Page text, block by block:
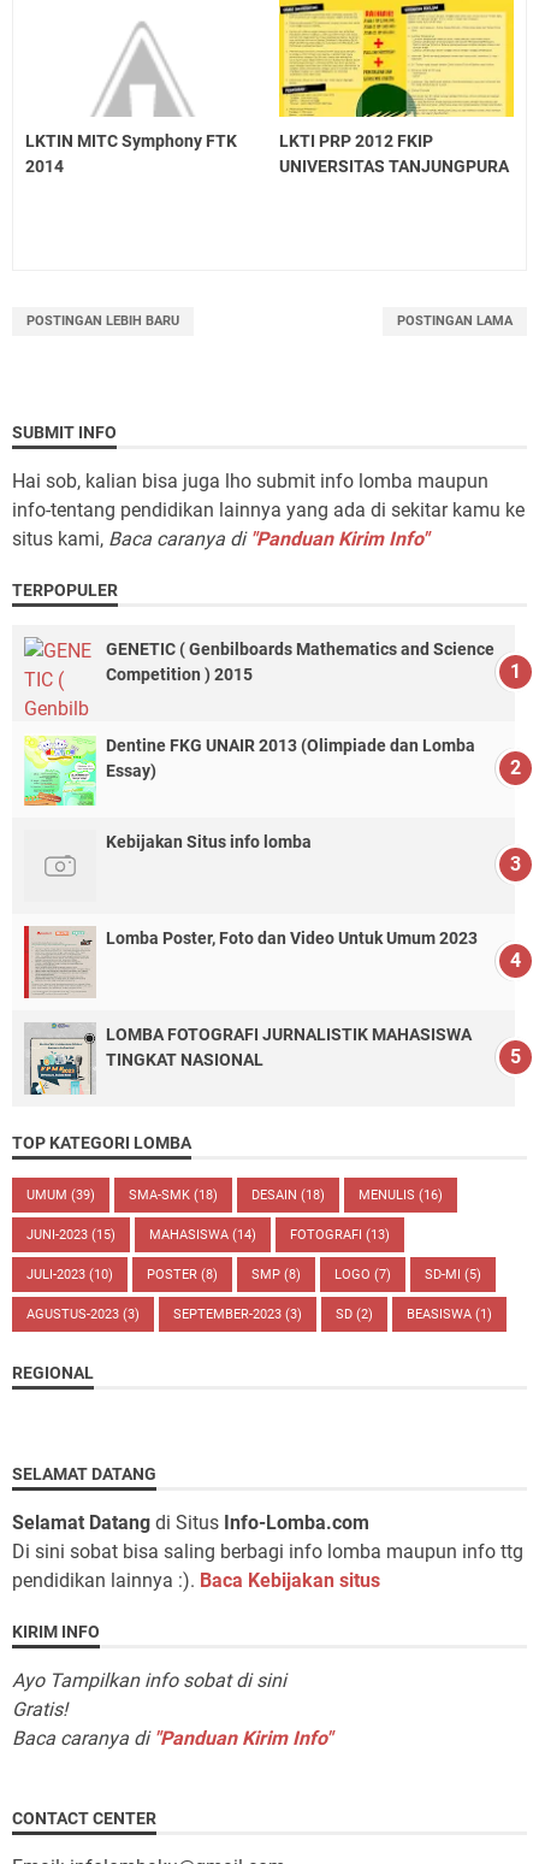
LKTIN MITC Symphony FTK
2014
LKTI PRP 2012 FKIP
UNIVERSITAS TANJUNGPURA
POSTINGAN LEBIH BARU POSTINGAN LAMA
SUBMIT INFO
Hai sob, kalian bisa juga lho submit info lomba maupun
info-tentang pendidikan lainnya yang ada di sekitar kamu ke
situs kami, Baca caranya di "Panduan Kirim Info"
TERPOPULER
GENETIC ( Genbilboards Mathematics and Science
Competition ) 2015
Dentine FKG UNAIR 2013 (Olimpiade dan Lomba
Essay)
Kebijakan Situs info lomba
Lomba Poster, Foto dan Video Untuk Umum 2023
LOMBA FOTOGRAFI JURNALISTIK MAHASISWA
TINGKAT NASIONAL
TOP KATEGORI LOMBA
UMUM (39) SMA-SMK (18) DESAIN (18) MENULIS (16)
JUNI-2023 (15) MAHASISWA (14) FOTOGRAFI (13)
JULI-2023 (10) POSTER (8) SMP (8) LOGO (7) SD-MI (5)
AGUSTUS-2023 (3) SEPTEMBER-2023 (3) SD (2) BEASISWA (1)
REGIONAL
SELAMAT DATANG
Selamat Datang di Situs Info-Lomba.com
Di sini sobat bisa saling berbagi info lomba maupun info ttg
pendidikan lainnya :). Baca Kebijakan situs
KIRIM INFO
Ayo Tampilkan info sobat di sini
Gratis!
Baca caranya di "Panduan Kirim Info"
CONTACT CENTER